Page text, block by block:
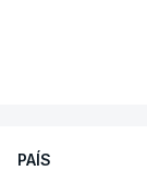
PAÍS